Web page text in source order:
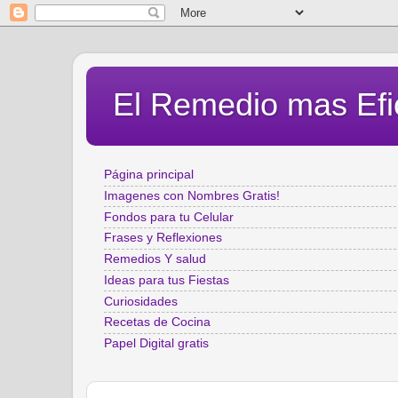
El Remedio mas
Página principal
Imagenes con Nombres Gratis!
Fondos para tu Celular
Frases y Reflexiones
Remedios Y salud
Ideas para tus Fiestas
Curiosidades
Recetas de Cocina
Papel Digital gratis